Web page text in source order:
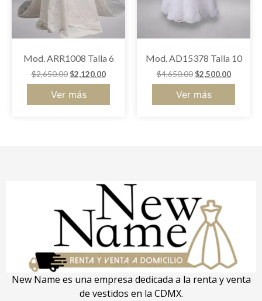
Mod. ARR1008 Talla 6
$2,650.00 $2,120.00
Ver más
Mod. AD15378 Talla 10
$4,650.00 $2,500.00
Ver más
New Name es una empresa dedicada a la renta y venta
de vestidos en la CDMX.